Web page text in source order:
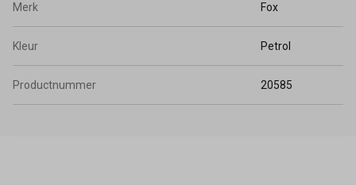
Merk Fox
Kleur Petrol
Productnummer 20585